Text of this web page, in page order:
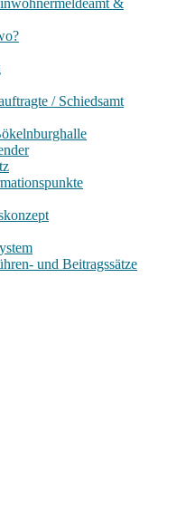
&
/ Schiedsamt
und Beitragssätze